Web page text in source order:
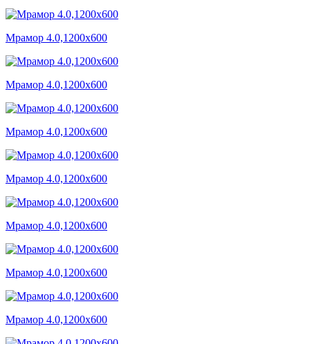
Мрамор 4.0,1200x600
Мрамор 4.0,1200x600
Мрамор 4.0,1200x600
Мрамор 4.0,1200x600
Мрамор 4.0,1200x600
Мрамор 4.0,1200x600
Мрамор 4.0,1200x600